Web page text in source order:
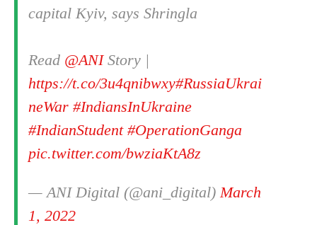
capital Kyiv, says Shringla
Read @ANIStory |
https://t.co/3u4qnibwxy#RussiaUkrai
neWar #IndiansInUkraine
#IndianStudent #OperationGanga
pic.twitter.com/bwziaKtA8z
— ANI Digital (@ani_digital)March
1, 2022